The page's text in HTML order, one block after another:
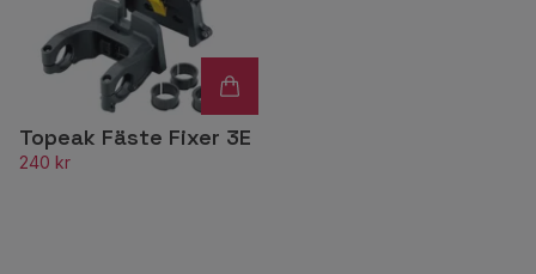
Topeak Fäste Fixer 3E
240 kr